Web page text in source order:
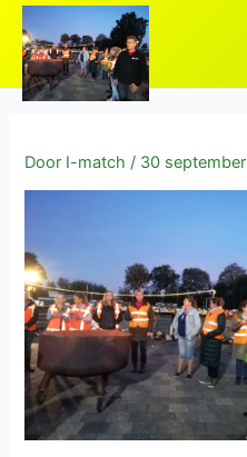
naar
inhoud
Door I-match / 30